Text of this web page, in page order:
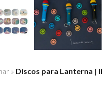
» Discos para Lanterna | Il